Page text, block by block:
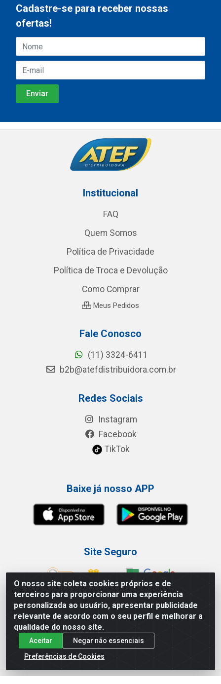
O nosso site coleta cookies próprios e de
terceiros para proporcionar uma experiência
personalizada ao usuário, apresentar publicidade
relevante de acordo com o seu perfil e melhorar a
qualidade do nosso site.
Aceitar
Negar não essenciais
Preferências de Cookies
Cadastre-se para receber nossas
ofertas!
Institucional
FAQ
Quem Somos
Política de Privacidade
Política de Troca e Devolução
Como Comprar
Meus Pedidos
Fale Conosco
(11) 3324-6411
b2b@atefdistribuidora.com.br
Redes Sociais
Instagram
Facebook
TikTok
Baixe já nosso APP
Site Seguro
Loja / Showroom
Tel.: (11) 3227-0546
Av Vautier, 587/597 - Pari - São Paulo/SP